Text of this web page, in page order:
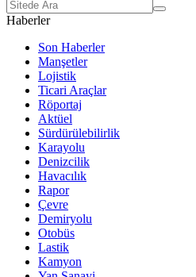
Haberler
Son Haberler
Manşetler
Lojistik
Ticari Araçlar
Röportaj
Aktüel
Sürdürülebilirlik
Karayolu
Denizcilik
Havacılık
Rapor
Çevre
Demiryolu
Otobüs
Lastik
Kamyon